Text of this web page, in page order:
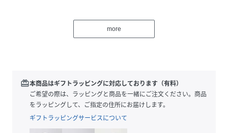
ュアルに着けやすいベーシックなデザイン。
中心の馬蹄にはキュービックジルコニアをセッティングし繊
デイリーに使いやすいサイズ感のリングはさらっと身につけ
るだけで、スタイリングをクラスアップします。
お守りとして肌身離さずいつも一緒に身に着けていたいペア
リングです。
more
redeem本商品はギフトラッピングに対応しております（有料）
ご希望の際は、ラッピングと商品を一緒にご注文ください。商品
をラッピングして、ご指定の住所にお届けします。
ギフトラッピングサービスについて